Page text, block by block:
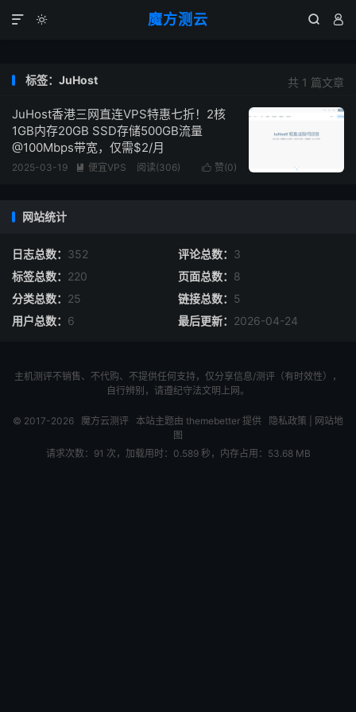
魔方测云
  

共 1 篇文章
标签：JuHost
JuHost香港三网直连VPS特惠七折！2核
1GB内存20GB SSD存储500GB流量
@100Mbps带宽，仅需$2/月
 赞(0)
2025-03-19  便宜VPS 阅读(306)
网站统计
日志总数： 352 评论总数： 3
标签总数： 220 页面总数： 8
分类总数： 25 链接总数： 5
用户总数： 6 最后更新： 2026-04-24
主机测评不销售、不代购、不提供任何支持，仅分享信息/测评（有时效性），
自行辨别，请遵纪守法文明上网。
© 2017-2026 魔方云测评 本站主题由 themebetter 提供 隐私政策
网站地
图
请求次数：91 次，加载用时：0.589 秒，内存占用：53.68 MB